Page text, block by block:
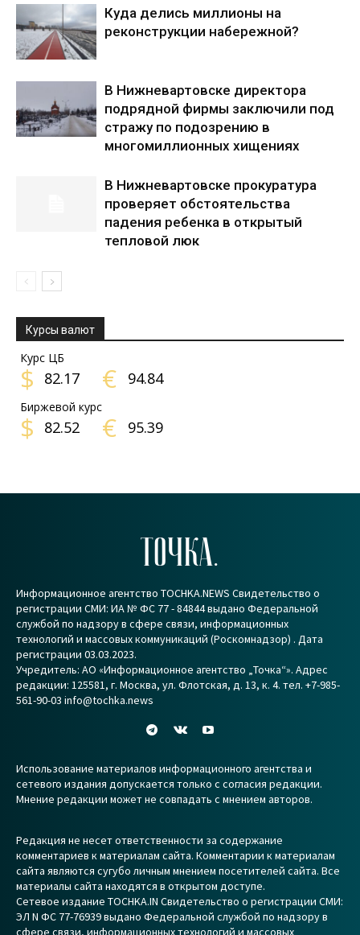
Куда делись миллионы на
реконструкции набережной?
В Нижневартовске директора
подрядной фирмы заключили под
стражу по подозрению в
многомиллионных хищениях
В Нижневартовске прокуратура
проверяет обстоятельства
падения ребенка в открытый
тепловой люк
Курсы валют
Курс ЦБ
$ 82.17 € 94.84
Биржевой курс
$ 82.52 € 95.39
ТОЧКА.
Информационное агентство TOCHKA.NEWS Свидетельство о
регистрации СМИ: ИА № ФС 77 - 84844 выдано Федеральной
службой по надзору в сфере связи, информационных
технологий и массовых коммуникаций (Роскомнадзор) . Дата
регистрации 03.03.2023.
Учредитель: АО «Информационное агентство „Точка“». Адрес
редакции: 125581, г. Москва, ул. Флотская, д. 13, к. 4. тел. +7-985-
561-90-03 info@tochka.news
Использование материалов информационного агентства и
сетевого издания допускается только с согласия редакции.
Мнение редакции может не совпадать с мнением авторов.
Редакция не несет ответственности за содержание
комментариев к материалам сайта. Комментарии к материалам
сайта являются сугубо личным мнением посетителей сайта. Все
материалы сайта находятся в открытом доступе.
Сетевое издание TOCHKA.IN Свидетельство о регистрации СМИ:
ЭЛ N ФС 77-76939 выдано Федеральной службой по надзору в
сфере связи, информационных технологий и массовых